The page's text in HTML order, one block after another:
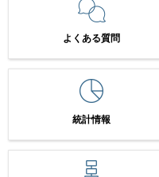
よくある質問
統計情報